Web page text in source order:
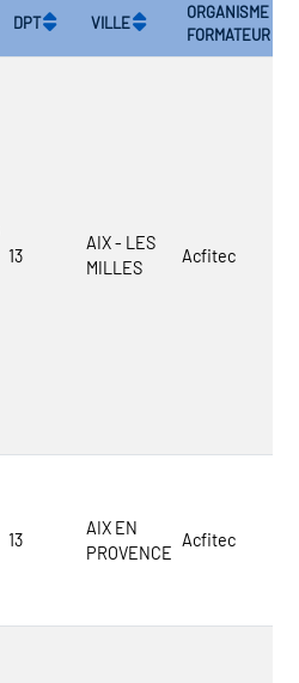
DPT VILLE
ORGANISME
FORMATEUR
13
AIX - LES
MILLES
Acfitec
13
AIX EN
PROVENCE
Acfitec